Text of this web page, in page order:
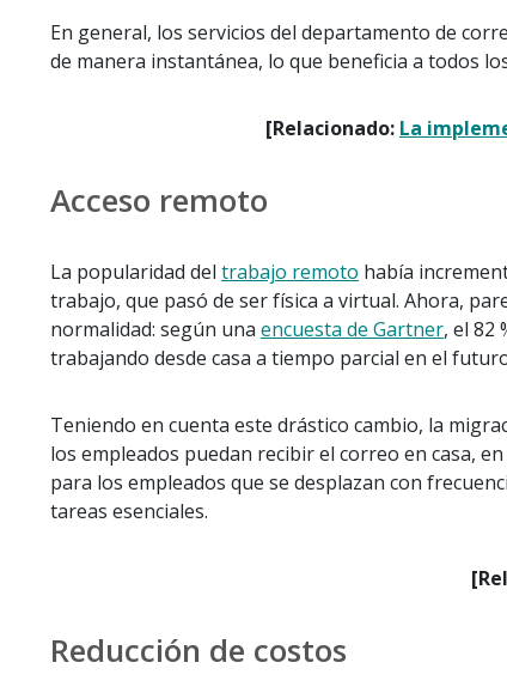
En general, los servicios del departamento de
de manera instantánea, lo que beneficia a todos
[Relacionado: La
Acceso remoto
La popularidad del trabajo remoto había
trabajo, que pasó de ser física a virtual. Ahora,
normalidad: según una encuesta de Gartner, el 82
trabajando desde casa a tiempo parcial en el
Teniendo en cuenta este drástico cambio, la
los empleados puedan recibir el correo en casa,
para los empleados que se desplazan con
tareas esenciales.
Reducción de costos